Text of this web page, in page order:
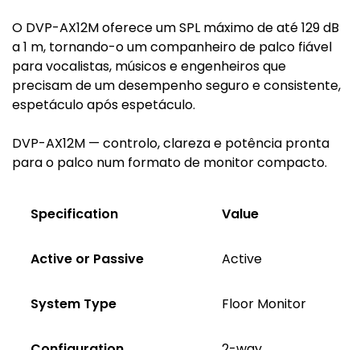
O DVP-AX12M oferece um SPL máximo de até 129 dB
a 1 m, tornando-o um companheiro de palco fiável
para vocalistas, músicos e engenheiros que
precisam de um desempenho seguro e consistente,
espetáculo após espetáculo.
DVP-AX12M — controlo, clareza e potência pronta
para o palco num formato de monitor compacto.
Specification Value
Active or Passive Active
System Type Floor Monitor